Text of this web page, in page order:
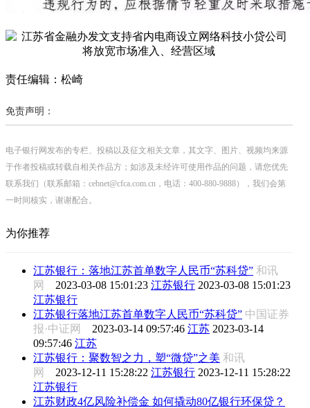
责任编辑：松崎
免责声明：
电子银行网发布的专栏、投稿以及征文相关文章，其文字、图片、视频均来源
于作者投稿或转载自相关作品方；如涉及未经许可使用作品的问题，请您优先
联系我们（联系邮箱：cebnet@cfca.com.cn，电话：400-880-9888），我们会第
一时间核实，谢谢配合。
为你推荐
江苏银行：落地江苏首单数字人民币“苏科贷” 和讯
网 2023-03-08 15:01:23 江苏银行 2023-03-08 15:01:23
江苏银行
江苏银行落地江苏首单数字人民币“苏科贷” 中国证券
报·中证网 2023-03-14 09:57:46 江苏 2023-03-14
09:57:46 江苏
江苏银行：聚数智之力，塑“微贷”之美 和讯
网 2023-12-11 15:28:22 江苏银行 2023-12-11 15:28:22
江苏银行
江苏财政4亿风险补偿金 如何撬动80亿银行环保贷？